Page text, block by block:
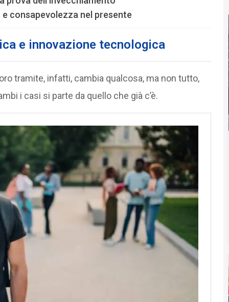
consapevolezza nel presente
e innovazione tecnologica
tramite, infatti, cambia qualcosa, ma non tutto,
i casi si parte da quello che già c’è.